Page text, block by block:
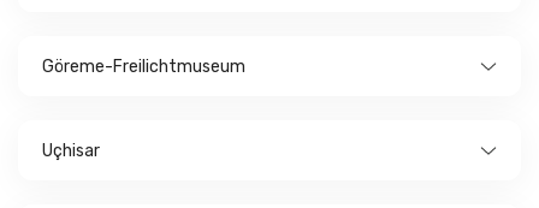
Göreme-Freilichtmuseum
Uçhisar